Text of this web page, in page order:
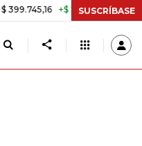
+$ 2.295,71 +0,58% TASA
SUSCRÍBASE